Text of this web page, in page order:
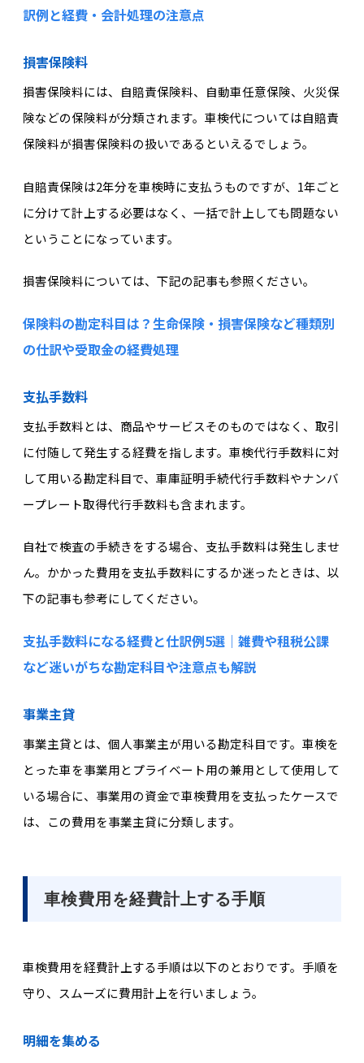
訳例と経費・会計処理の注意点
損害保険料
損害保険料には、自賠責保険料、自動車任意保険、火災保
険などの保険料が分類されます。車検代については自賠責
保険料が損害保険料の扱いであるといえるでしょう。
自賠責保険は2年分を車検時に支払うものですが、1年ごと
に分けて計上する必要はなく、一括で計上しても問題ない
ということになっています。
損害保険料については、下記の記事も参照ください。
保険料の勘定科目は？生命保険・損害保険など種類別
の仕訳や受取金の経費処理
支払手数料
支払手数料とは、商品やサービスそのものではなく、取引
に付随して発生する経費を指します。車検代行手数料に対
して用いる勘定科目で、車庫証明手続代行手数料やナンバ
ープレート取得代行手数料も含まれます。
自社で検査の手続きをする場合、支払手数料は発生しませ
ん。かかった費用を支払手数料にするか迷ったときは、以
下の記事も参考にしてください。
支払手数料になる経費と仕訳例5選｜雑費や租税公課
など迷いがちな勘定科目や注意点も解説
事業主貸
事業主貸とは、個人事業主が用いる勘定科目です。車検を
とった車を事業用とプライベート用の兼用として使用して
いる場合に、事業用の資金で車検費用を支払ったケースで
は、この費用を事業主貸に分類します。
車検費用を経費計上する手順
車検費用を経費計上する手順は以下のとおりです。手順を
守り、スムーズに費用計上を行いましょう。
明細を集める